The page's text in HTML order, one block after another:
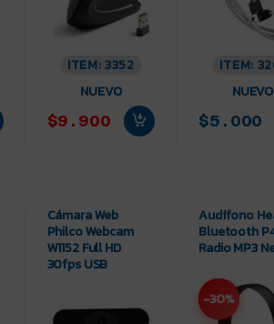
ITEM: 3352
NUEVO
$9.900
ITEM:
NUEVO
$5.000
Cámara Web
Philco Webcam
W1152 Full HD
30fps USB
Audífono
Bluetooth
Radio MP3
-30%